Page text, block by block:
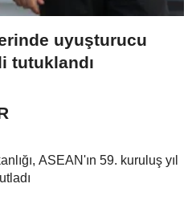
uyuşturucu
tutuklandı
ASEAN'ın 59. kuruluş yıl